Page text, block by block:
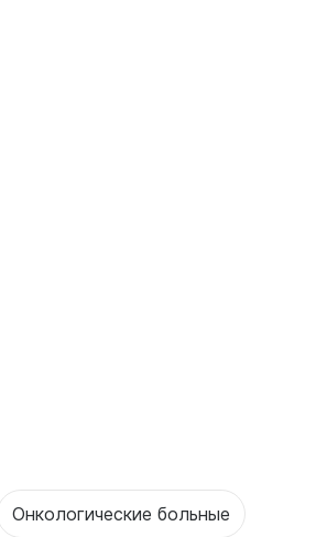
Онкологические больные